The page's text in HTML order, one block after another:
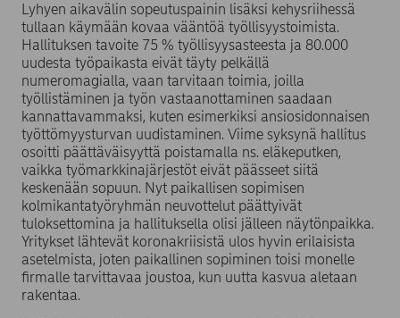
Lyhyen aikavälin sopeutuspainin lisäksi kehysriihessä
tullaan käymään kovaa vääntöä työllisyystoimista.
Hallituksen tavoite 75 % työllisyysasteesta ja 80.000
uudesta työpaikasta eivät täyty pelkällä
numeromagialla, vaan tarvitaan toimia, joilla
työllistäminen ja työn vastaanottaminen saadaan
kannattavammaksi, kuten esimerkiksi ansiosidonnaisen
työttömyysturvan uudistaminen. Viime syksynä hallitus
osoitti päättäväisyyttä poistamalla ns. eläkeputken,
vaikka työmarkkinajärjestöt eivät päässeet siitä
keskenään sopuun. Nyt paikallisen sopimisen
kolmikantatyöryhmän neuvottelut päättyivät
tuloksettomina ja hallituksella olisi jälleen näytönpaikka.
Yritykset lähtevät koronakriisistä ulos hyvin erilaisista
asetelmista, joten paikallinen sopiminen toisi monelle
firmalle tarvittavaa joustoa, kun uutta kasvua aletaan
rakentaa.